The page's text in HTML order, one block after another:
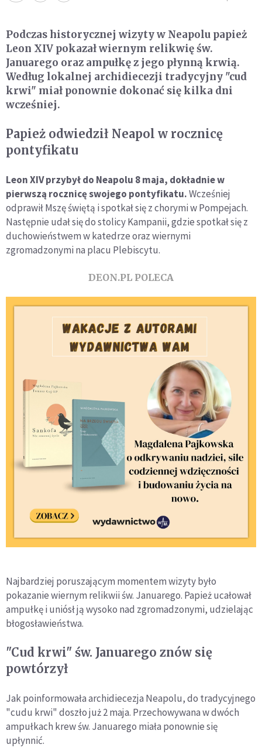
Podczas historycznej wizyty w Neapolu papież
Leon XIV pokazał wiernym relikwię św.
Januarego oraz ampułkę z jego płynną krwią.
Według lokalnej archidiecezji tradycyjny "cud
krwi" miał ponownie dokonać się kilka dni
wcześniej.
Papież odwiedził Neapol w rocznicę
pontyfikatu
Leon XIV przybył do Neapolu 8 maja, dokładnie w
pierwszą rocznicę swojego pontyfikatu.Wcześniej
odprawił Mszę świętą i spotkał się z chorymi w Pompejach.
Następnie udał się do stolicy Kampanii, gdzie spotkał się z
duchowieństwem w katedrze oraz wiernymi
zgromadzonymi na placu Plebiscytu.
DEON.PL POLECA
Najbardziej poruszającym momentem wizyty było
pokazanie wiernym relikwii św. Januarego. Papież ucałował
ampułkę i uniósł ją wysoko nad zgromadzonymi, udzielając
błogosławieństwa.
"Cud krwi" św. Januarego znów się
powtórzył
Jak poinformowała archidiecezja Neapolu, do tradycyjnego
"cudu krwi" doszło już 2 maja. Przechowywana w dwóch
ampułkach krew św. Januarego miała ponownie się
upłynnić.